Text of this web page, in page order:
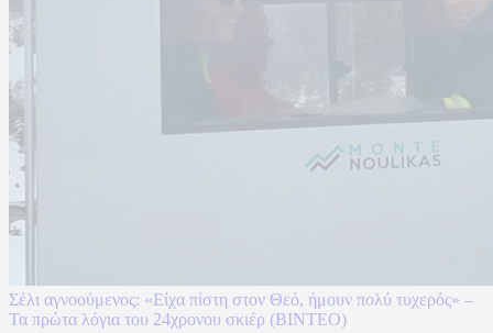
Σέλι αγνοούμενος: «Είχα πίστη στον Θεό, ήμουν πολύ τυχερός» –
Τα πρώτα λόγια του 24χρονου σκιέρ (ΒΙΝΤΕΟ)